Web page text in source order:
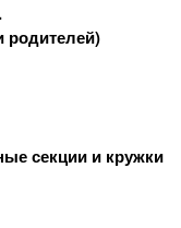
родителей)
секции и кружки